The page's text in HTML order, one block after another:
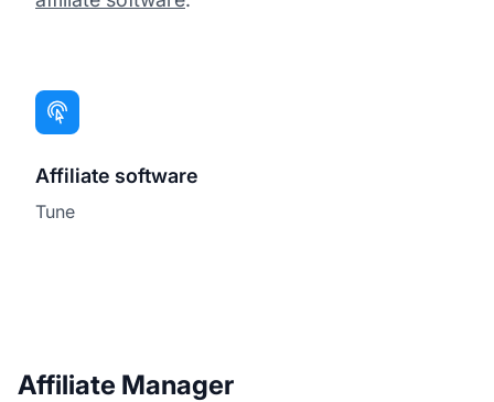
Affiliate software
Tune
Affiliate Manager